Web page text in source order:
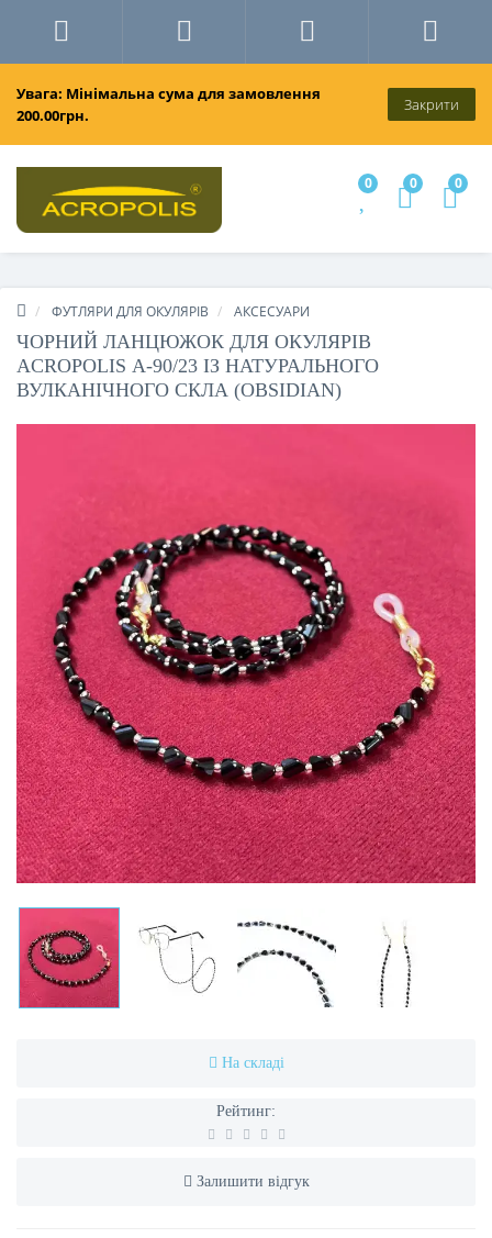
Увага: Мінімальна сума для замовлення
200.00грн.
Закрити
0 0 0
ФУТЛЯРИ ДЛЯ ОКУЛЯРІВ АКСЕСУАРИ
ЧОРНИЙ ЛАНЦЮЖОК ДЛЯ ОКУЛЯРІВ
ACROPOLIS А-90/23 ІЗ НАТУРАЛЬНОГО
ВУЛКАНІЧНОГО СКЛА (OBSIDIAN)
На складі
Рейтинг:
Залишити відгук